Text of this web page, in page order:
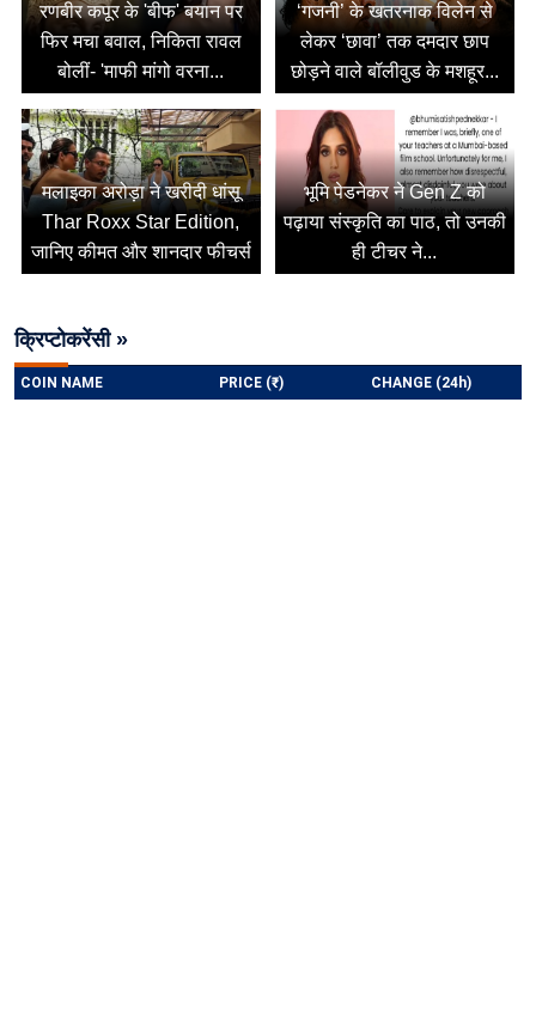
रणबीर कपूर के 'बीफ' बयान पर
फिर मचा बवाल, निकिता रावल
बोलीं- 'माफी मांगो वरना...
‘गजनी’ के खतरनाक विलेन से
लेकर ‘छावा’ तक दमदार छाप
छोड़ने वाले बॉलीवुड के मशहूर...
मलाइका अरोड़ा ने खरीदी धांसू
Thar Roxx Star Edition,
जानिए कीमत और शानदार फीचर्स
भूमि पेडनेकर ने Gen Z को
पढ़ाया संस्कृति का पाठ, तो उनकी
ही टीचर ने...
क्रिप्टोकरेंसी »